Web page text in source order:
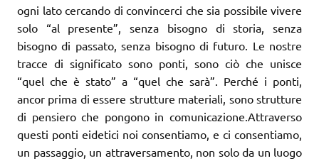
ogni lato cercando di convincerci che sia possibile vivere
solo “al presente”, senza bisogno di storia, senza
bisogno di passato, senza bisogno di futuro. Le nostre
tracce di significato sono ponti, sono ciò che unisce
“quel che è stato” a “quel che sarà”. Perché i ponti,
ancor prima di essere strutture materiali, sono strutture
di pensiero che pongono in comunicazione.Attraverso
questi ponti eidetici noi consentiamo, e ci consentiamo,
un passaggio, un attraversamento, non solo da un luogo